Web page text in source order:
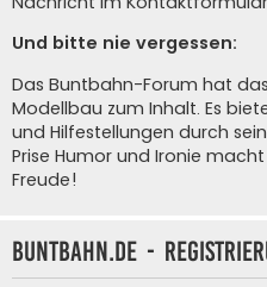
Und bitte nie vergessen:
Das Buntbahn-Forum hat
Modellbau zum Inhalt. Es
und Hilfestellungen durch
Prise Humor und Ironie
Freude!
buntbahn.de -